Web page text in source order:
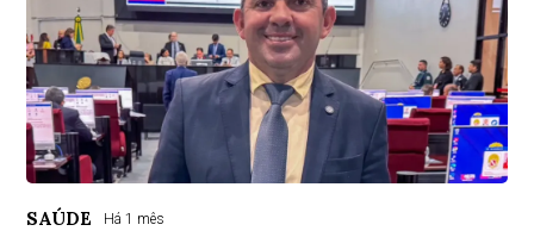
SAÚDE Há 1 mês